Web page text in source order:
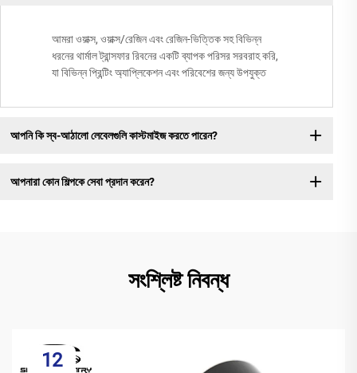
আমরা ওয়াক্স, ওয়াক্স/রেজিন এবং রেজিন-ভিত্তিক সহ বিভিন্ন
ধরনের থার্মাল ট্রান্সফার রিবনের একটি ব্যাপক পরিসর সরবরাহ করি,
যা বিভিন্ন প্রিন্টিং অ্যাপ্লিকেশন এবং পরিবেশের জন্য উপযুক্ত
আপনি কি স্ব-আঠালো লেবেলগুলি কাস্টমাইজ করতে পারেন?
আপনারা কোন শিল্পকে সেবা প্রদান করেন?
সংশ্লিষ্ট নিবন্ধ
12